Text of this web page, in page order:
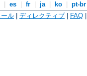
es fr ja ko pt-br
ル | ディレクティブ | FAQ |